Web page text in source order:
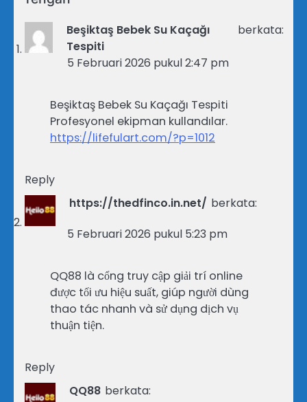
Beşiktaş Bebek Su Kaçağı
Tespiti
berkata:
5 Februari 2026 pukul 2:47 pm
Beşiktaş Bebek Su Kaçağı Tespiti
Profesyonel ekipman kullandılar.
https://lifefulart.com/?p=1012
Reply
https://thedfinco.in.net/ berkata:
5 Februari 2026 pukul 5:23 pm
QQ88 là cổng truy cập giải trí online
được tối ưu hiệu suất, giúp người dùng
thao tác nhanh và sử dụng dịch vụ
thuận tiện.
Reply
QQ88 berkata: